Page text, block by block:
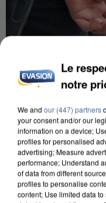
7 août 2026
Un second cadre
Algérie
Un cofondateur du
quelques jours
Le
notre
We and our (447) partners
your consent and/or our
information on a device;
profiles for personalised
advertising; Measure
performance; Understand
of data from different
profiles to personalise
content; Use limited data